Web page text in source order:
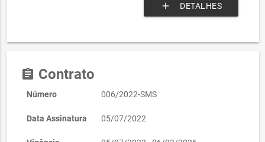
add DETALHES
assignment Contrato
Número 006/2022-SMS
Data Assinatura 05/07/2022